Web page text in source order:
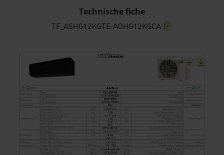
TF_ASHG12KGTE-AOHG12KGCA
TF_ASHG12KGTE-AOHG12KGCA screenreader.copy
Technische fiche